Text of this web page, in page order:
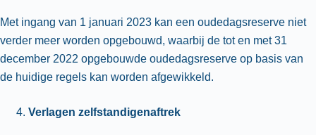
Met ingang van 1 januari 2023 kan een oudedagsreserve niet
verder meer worden opgebouwd, waarbij de tot en met 31
december 2022 opgebouwde oudedagsreserve op basis van
de huidige regels kan worden afgewikkeld.
Verlagen zelfstandigenaftrek